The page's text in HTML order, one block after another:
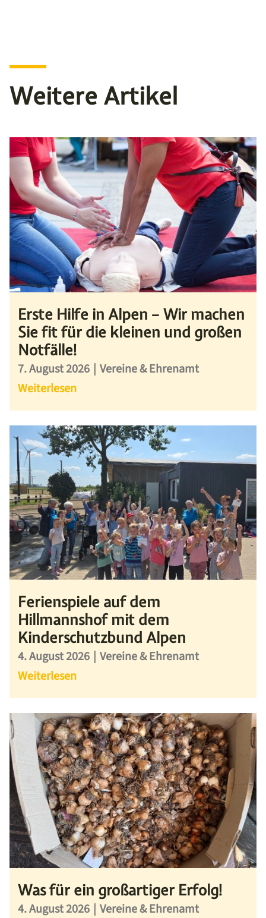
Weitere Artikel
Erste Hilfe in Alpen – Wir machen
Sie fit für die kleinen und großen
Notfälle!
7. August 2026 | Vereine & Ehrenamt
Weiterlesen
Ferienspiele auf dem
Hillmannshof mit dem
Kinderschutzbund Alpen
4. August 2026 | Vereine & Ehrenamt
Weiterlesen
Was für ein großartiger Erfolg!
4. August 2026 | Vereine & Ehrenamt